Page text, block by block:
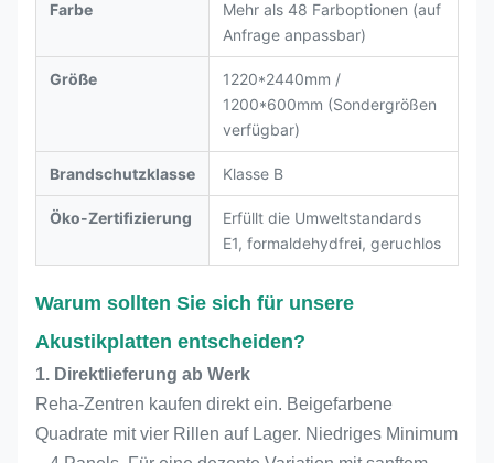
Farbe
Mehr als 48 Farboptionen (auf
Anfrage anpassbar)
Größe
1220*2440mm /
1200*600mm (Sondergrößen
verfügbar)
Brandschutzklasse Klasse B
Öko-Zertifizierung
Erfüllt die Umweltstandards
E1, formaldehydfrei, geruchlos
Warum sollten Sie sich für unsere
Akustikplatten entscheiden?
1. Direktlieferung ab Werk
Reha-Zentren kaufen direkt ein. Beigefarbene
Quadrate mit vier Rillen auf Lager. Niedriges Minimum